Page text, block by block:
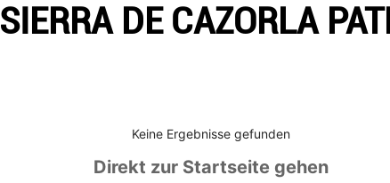
SIERRA DE CAZORLA
Keine Ergebnisse gefunden
Direkt zur Startseite gehen